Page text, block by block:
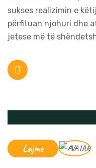
sukses realizimin e
përfituan njohuri dhe
jetese më të
Lajme